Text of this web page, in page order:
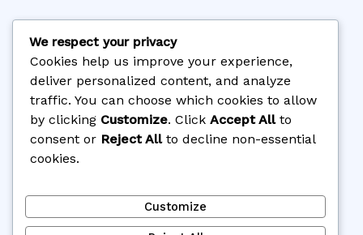
We respect your privacy
Cookies help us improve your experience,
deliver personalized content, and analyze
traffic. You can choose which cookies to allow
by clicking Customize. Click Accept Allto
consent or Reject Allto decline non-essential
cookies.
Customize